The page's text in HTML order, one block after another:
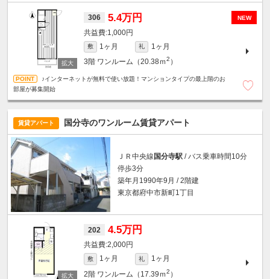
NEW
306 5.4万円
1,000円
敷 1ヶ月 礼
1ヶ月
3階 ワンルーム（20.38ｍ2 ）
♪インターネットが無料で使い放題！マンションタイプの最上階のお
部屋が募集開始
賃貸アパート 国分寺のワンルーム賃貸アパート
ＪＲ中央線国分寺駅 / バス乗車時間10分
停歩3分
築年月1990年9月 / 2階建
東京都府中市新町1丁目
202 4.5万円
2,000円
敷 1ヶ月 礼
1ヶ月
2階 ワンルーム（17.39ｍ2 ）